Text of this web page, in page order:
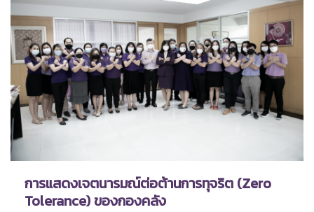
การแสดงเจตนารมณ์ต่อต้านการทุจริต (Zero
Tolerance) ของกองคลัง